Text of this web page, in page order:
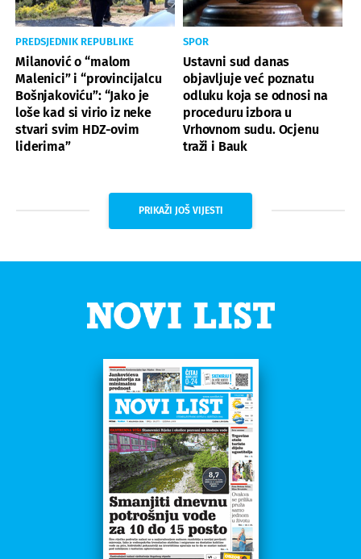
PREDSJEDNIK REPUBLIKE
Milanović o “malom
Malenici” i “provincijalcu
Bošnjakoviću”: “Jako je
loše kad si virio iz neke
stvari svim HDZ-ovim
liderima”
SPOR
Ustavni sud danas
objavljuje već poznatu
odluku koja se odnosi na
proceduru izbora u
Vrhovnom sudu. Ocjenu
traži i Bauk
PRIKAŽI JOŠ VIJESTI